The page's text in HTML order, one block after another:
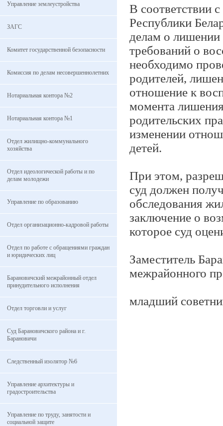
Управление землеустройства
ЗАГС
Комитет государственной безопасности
Комиссия по делам несовершеннолетних
Нотариальная контора №2
Нотариальная контора №1
Отдел жилищно-коммунального
хозяйства
Отдел идеологической работы и по
делам молодежи
Управление по образованию
Отдел организационно-кадровой работы
Отдел по работе с обращениями граждан
и юридических лиц
Барановичский межрайонный отдел
принудительного исполнения
Отдел торговли и услуг
Суд Барановичского района и г.
Барановичи
Следственный изолятор №6
Управление архитектуры и
градостроительства
Управление по труду, занятости и
социальной защите
В соответствии
Республики
делам о лишении
требований о
необходимо
родителей,
отношение к
момента
родительских
изменении
детей.
При этом,
суд должен
обследования
заключение о
которое суд
Заместитель
межрайонного
младший